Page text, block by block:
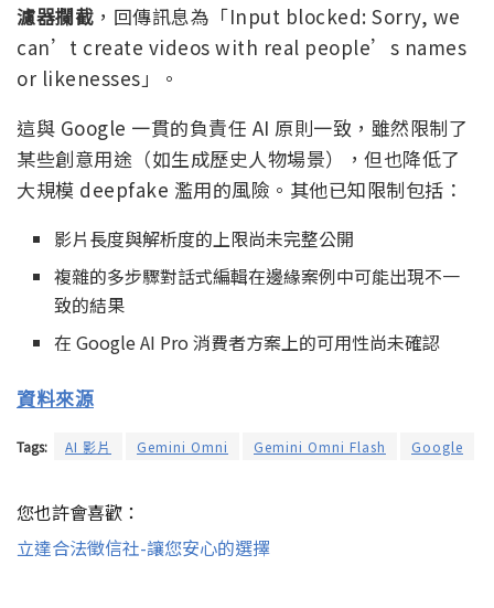
濾器攔截 ，回傳訊息為「Input blocked: Sorry, we
can’t create videos with real people’s names
or likenesses」。
這與 Google 一貫的負責任 AI 原則一致，雖然限制了
某些創意用途（如生成歷史人物場景），但也降低了
大規模 deepfake 濫用的風險。其他已知限制包括：
影片長度與解析度的上限尚未完整公開
複雜的多步驟對話式編輯在邊緣案例中可能出現不一
致的結果
在 Google AI Pro 消費者方案上的可用性尚未確認
資料來源
Tags: AI 影片 Gemini Omni Gemini Omni Flash Google
您也許會喜歡：
立達合法徵信社-讓您安心的選擇